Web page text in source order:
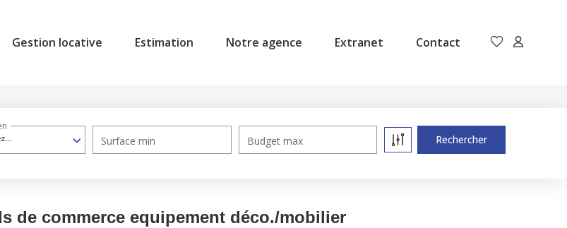
Gestion locative Estimation Notre agence Extranet Contact
Surface min Budget max
de commerce equipement déco./mobilier